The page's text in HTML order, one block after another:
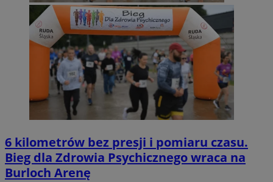
6 kilometrów bez presji i pomiaru czasu.
Bieg dla Zdrowia Psychicznego wraca na
Burloch Arenę